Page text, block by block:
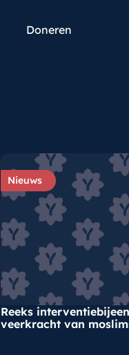
Doneren
Nieuws
Reeks
veerkracht van